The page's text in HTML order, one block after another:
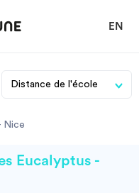
EN
Nice
Eucalyptus -